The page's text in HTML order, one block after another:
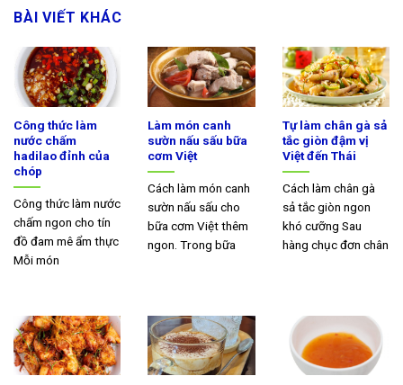
BÀI VIẾT KHÁC
Công thức làm
nước chấm
hadilao đỉnh của
chóp
Công thức làm nước
chấm ngon cho tín
đồ đam mê ẩm thực
Mỗi món
Làm món canh
sườn nấu sấu bữa
cơm Việt
Cách làm món canh
sườn nấu sấu cho
bữa cơm Việt thêm
ngon. Trong bữa
Tự làm chân gà sả
tắc giòn đậm vị
Việt đến Thái
Cách làm chân gà
sả tắc giòn ngon
khó cưỡng Sau
hàng chục đơn chân